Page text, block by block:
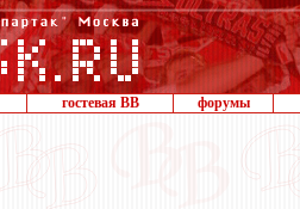
гостевая ВВ форумы